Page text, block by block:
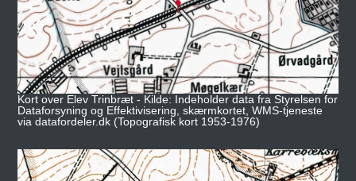
Kort over Elev Trinbræt - Kilde: Indeholder data fra Styrelsen for
Dataforsyning og Effektivisering, skærmkortet, WMS-tjeneste
via datafordeler.dk (Topografisk kort 1953-1976)